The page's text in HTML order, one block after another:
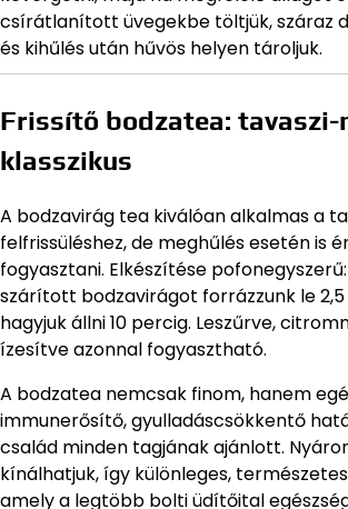
csírátlanított üvegekbe töltjük, száraz
és kihűlés után hűvös helyen tároljuk.
Frissítő bodzatea: tavaszi-
klasszikus
A bodzavirág tea kiválóan alkalmas a
felfrissüléshez, de meghűlés esetén is
fogyasztani. Elkészítése
szárított bodzavirágot forrázzunk le 2,5
hagyjuk állni 10 percig. Leszűrve,
ízesítve azonnal fogyasztható.
A bodzatea nemcsak finom, hanem
immunerősítő, gyulladáscsökkentő
család minden tagjának ajánlott.
kínálhatjuk, így különleges,
amely a legtöbb bolti üdítőital